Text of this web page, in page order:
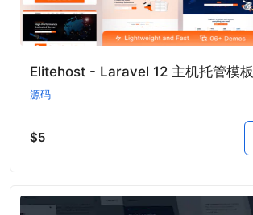
Elitehost - Laravel 12 主机托管模板
源码
$5